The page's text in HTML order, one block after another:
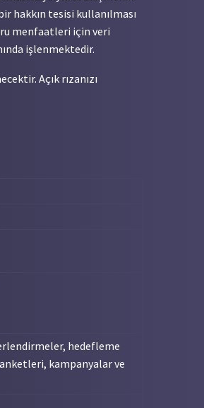
hakkın tesisi kullanılması
menfaatleri için veri
işlenmektedir.
Açık rızanızı
hedefleme
kampanyalar ve